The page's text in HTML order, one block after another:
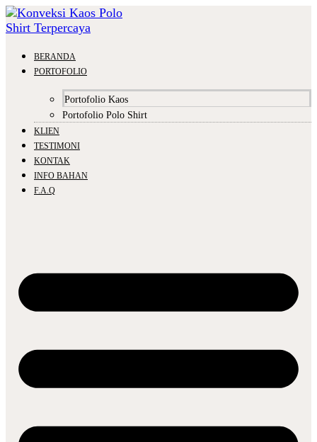
BERANDA
PORTOFOLIO
Portofolio Kaos
Portofolio Polo Shirt
KLIEN
TESTIMONI
KONTAK
INFO BAHAN
F.A.Q